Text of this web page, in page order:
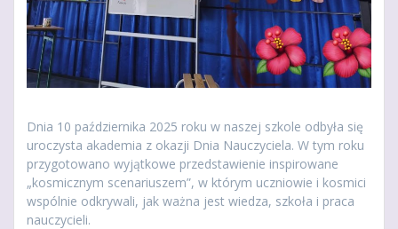
Dnia 10 października 2025 roku w naszej szkole odbyła się
uroczysta akademia z okazji Dnia Nauczyciela. W tym roku
przygotowano wyjątkowe przedstawienie inspirowane
„kosmicznym scenariuszem”, w którym uczniowie i kosmici
wspólnie odkrywali, jak ważna jest wiedza, szkoła i praca
nauczycieli.